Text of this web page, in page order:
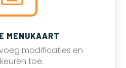
MENUKAART
modificaties en
toe.